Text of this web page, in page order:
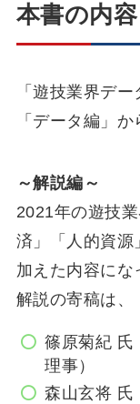
本書の内容
「遊技業界デ
「データ編」
～解説編～
2021年の遊技
済」「人的資源
加えた内容にな
解説の寄稿は、
篠原菊紀 氏
理事）
森山玄将 氏